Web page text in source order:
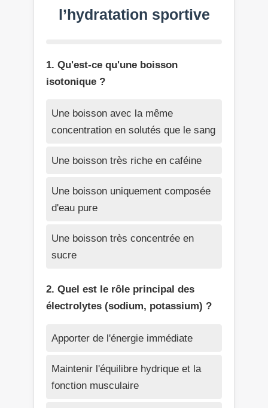
l’hydratation sportive
1. Qu'est-ce qu'une boisson
isotonique ?
Une boisson avec la même
concentration en solutés que le sang
Une boisson très riche en caféine
Une boisson uniquement composée
d'eau pure
Une boisson très concentrée en
sucre
2. Quel est le rôle principal des
électrolytes (sodium, potassium) ?
Apporter de l'énergie immédiate
Maintenir l'équilibre hydrique et la
fonction musculaire